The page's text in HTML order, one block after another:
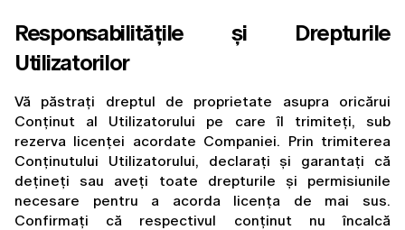
Responsabilitățile și Drepturile
Utilizatorilor
Vă păstrați dreptul de proprietate asupra oricărui
Conținut al Utilizatorului pe care îl trimiteți, sub
rezerva licenței acordate Companiei. Prin trimiterea
Conținutului Utilizatorului, declarați și garantați că
dețineți sau aveți toate drepturile și permisiunile
necesare pentru a acorda licența de mai sus.
Confirmați că respectivul conținut nu încalcă